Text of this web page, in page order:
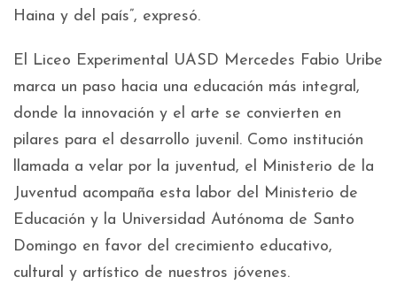
Haina y del país”, expresó.
El Liceo Experimental UASD Mercedes Fabio Uribe
marca un paso hacia una educación más integral,
donde la innovación y el arte se convierten en
pilares para el desarrollo juvenil. Como institución
llamada a velar por la juventud, el Ministerio de la
Juventud acompaña esta labor del Ministerio de
Educación y la Universidad Autónoma de Santo
Domingo en favor del crecimiento educativo,
cultural y artístico de nuestros jóvenes.